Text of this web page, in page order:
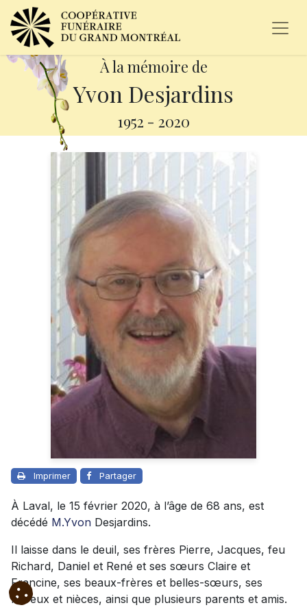
À la mémoire de
Yvon Desjardins
1952 - 2020
Imprimer Partager
À Laval, le 15 février 2020, à l’âge de 68 ans, est
décédé M.Yvon Desjardins.
Il laisse dans le deuil, ses frères Pierre, Jacques, feu
Richard, Daniel et René et ses sœurs Claire et
Francine, ses beaux-frères et belles-sœurs, ses
neveux et nièces, ainsi que plusieurs parents et amis.